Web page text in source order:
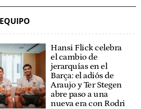
Hansi Flick celebra
el cambio de
jerarquías en el
Barça: el adiós de
Araujo y Ter Stegen
abre paso a una
nueva era con Rodri